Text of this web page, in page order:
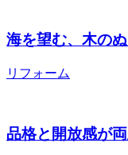
海を望む、木の
リフォーム
品格と開放感が